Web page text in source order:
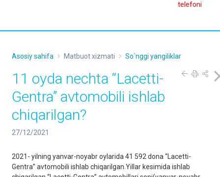
telefoni
Asosiy sahifa Matbuot xizmati So`nggi yangiliklar
11 oyda nechta “Lacetti-
Gentra” avtomobili ishlab
chiqarilgan?
27/12/2021
2021- yilning yanvar-noyabr oylarida 41 592 dona “Lacetti-
Gentra” avtomobili ishlab chiqarilgan.Yillar kesimida ishlab